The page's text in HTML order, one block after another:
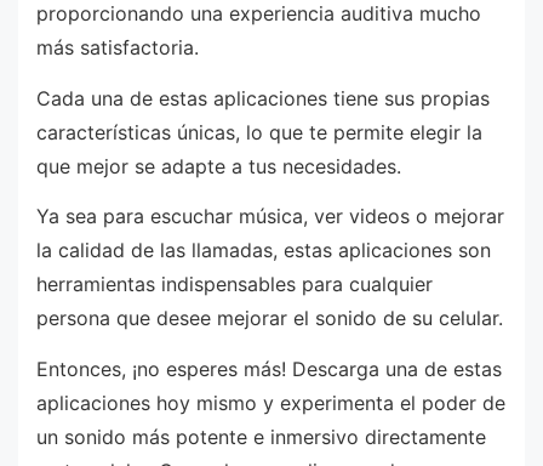
proporcionando una experiencia auditiva mucho
más satisfactoria.
Cada una de estas aplicaciones tiene sus propias
características únicas, lo que te permite elegir la
que mejor se adapte a tus necesidades.
Ya sea para escuchar música, ver videos o mejorar
la calidad de las llamadas, estas aplicaciones son
herramientas indispensables para cualquier
persona que desee mejorar el sonido de su celular.
Entonces, ¡no esperes más! Descarga una de estas
aplicaciones hoy mismo y experimenta el poder de
un sonido más potente e inmersivo directamente